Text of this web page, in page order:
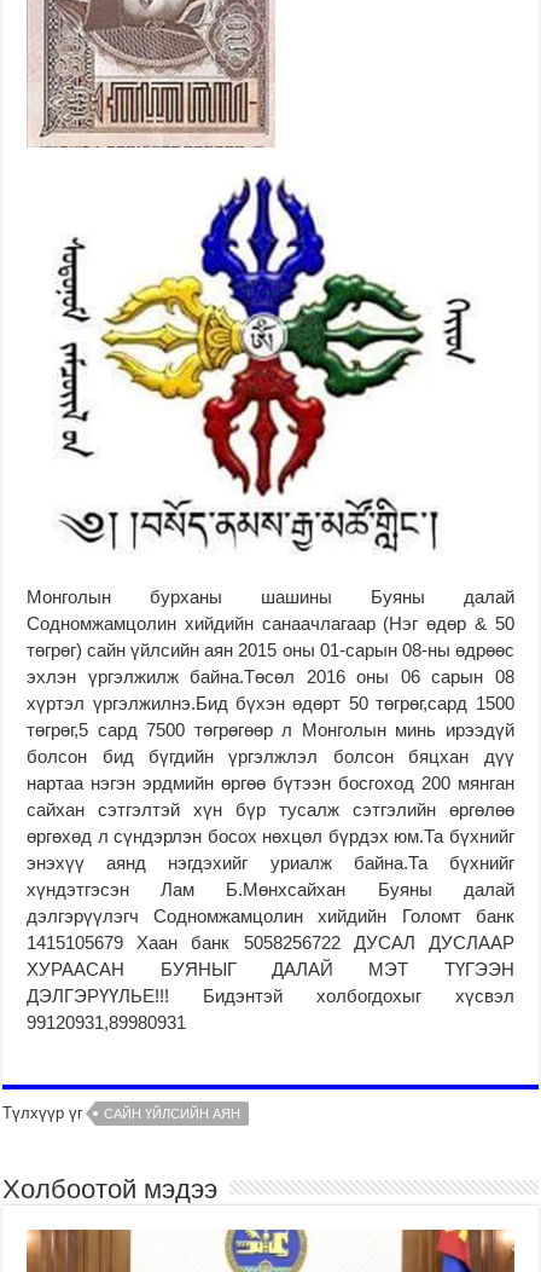
Монголын бурханы шашины Буяны далай
Содномжамцолин хийдийн санаачлагаар (Нэг өдөр & 50
төгрөг) сайн үйлсийн аян 2015 оны 01-сарын 08-ны өдрөөс
эхлэн үргэлжилж байна.Төсөл 2016 оны 06 сарын 08
хүртэл үргэлжилнэ.Бид бүхэн өдөрт 50 төгрөг,сард 1500
төгрөг,5 сард 7500 төгрөгөөр л Монголын минь ирээдүй
болсон бид бүгдийн үргэлжлэл болсон бяцхан дүү
нартаа нэгэн эрдмийн өргөө бүтээн босгоход 200 мянган
сайхан сэтгэлтэй хүн бүр тусалж сэтгэлийн өргөлөө
өргөхөд л сүндэрлэн босох нөхцөл бүрдэх юм.Та бүхнийг
энэхүү аянд нэгдэхийг уриалж байна.Та бүхнийг
хүндэтгэсэн Лам Б.Мөнхсайхан Буяны далай
дэлгэрүүлэгч Содномжамцолин хийдийн Голомт банк
1415105679 Хаан банк 5058256722 ДУСАЛ ДУСЛААР
ХУРААСАН БУЯНЫГ ДАЛАЙ МЭТ ТҮГЭЭН
ДЭЛГЭРҮҮЛЬЕ!!! Бидэнтэй холбогдохыг хүсвэл
99120931,89980931
Түлхүүр үг САЙН ҮЙЛСИЙН АЯН
Холбоотой мэдээ